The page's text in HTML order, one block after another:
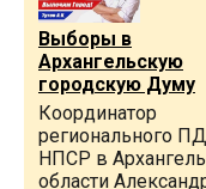
Выборы в
Архангельскую
городскую Думу
Координатор
регионального
НПСР в
области